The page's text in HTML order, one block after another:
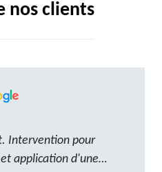
nos clients
Intervention pour
application d'une